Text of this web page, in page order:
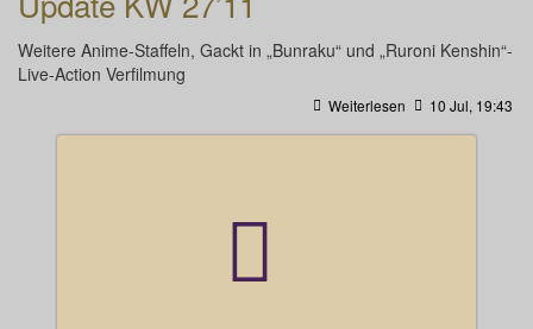
Weitere Anime-Staffeln, Gackt in „Bunraku“ und „Ruroni Kenshin“-
Live-Action Verfilmung
Weiterlesen 10 Jul, 19:43